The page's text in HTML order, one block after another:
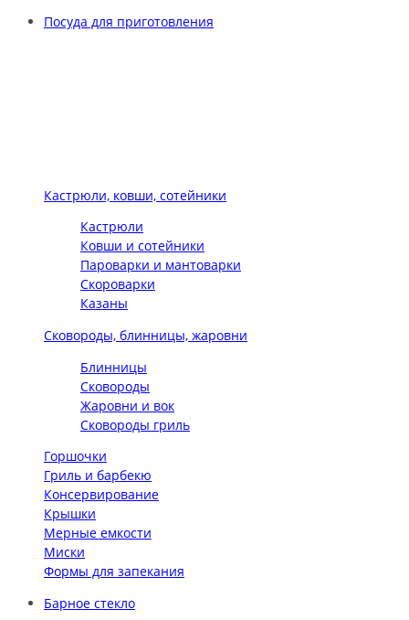
Посуда для приготовления
Кастрюли, ковши, сотейники
Кастрюли
Ковши и сотейники
Пароварки и мантоварки
Скороварки
Казаны
Сковороды, блинницы, жаровни
Блинницы
Сковороды
Жаровни и вок
Сковороды гриль
Горшочки
Гриль и барбекю
Консервирование
Крышки
Мерные емкости
Миски
Формы для запекания
Барное стекло